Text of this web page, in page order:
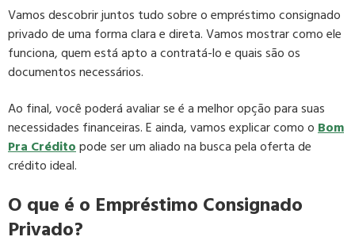
Vamos descobrir juntos tudo sobre o empréstimo consignado
privado de uma forma clara e direta. Vamos mostrar como ele
funciona, quem está apto a contratá-lo e quais são os
documentos necessários.
Ao final, você poderá avaliar se é a melhor opção para suas
necessidades financeiras. E ainda, vamos explicar como oBom
Pra Créditopode ser um aliado na busca pela oferta de
crédito ideal.
O que é o Empréstimo Consignado
Privado?